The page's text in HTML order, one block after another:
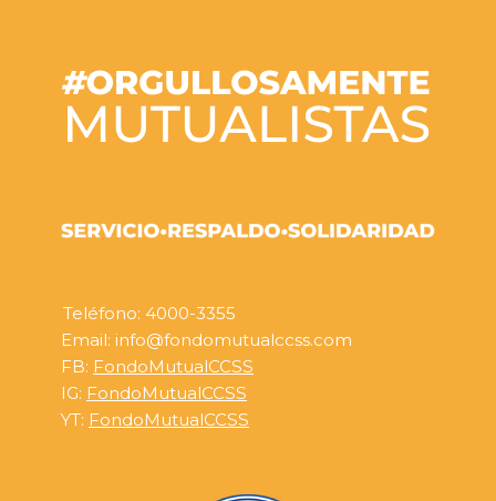
Teléfono: 4000-3355
Email: info@fondomutualccss.com
FB: FondoMutualCCSS
IG: FondoMutualCCSS
YT: FondoMutualCCSS